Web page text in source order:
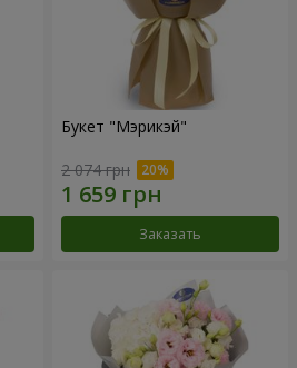
Букет "Мэрикэй"
2 074 грн
Заказать